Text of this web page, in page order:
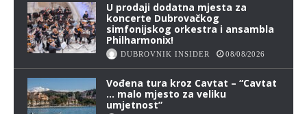
U prodaji dodatna mjesta za
koncerte Dubrovačkog
simfonijskog orkestra i ansambla
Philharmonix!
DUBROVNIK INSIDER 08/08/2026
Vođena tura kroz Cavtat – “Cavtat
… malo mjesto za veliku
umjetnost”